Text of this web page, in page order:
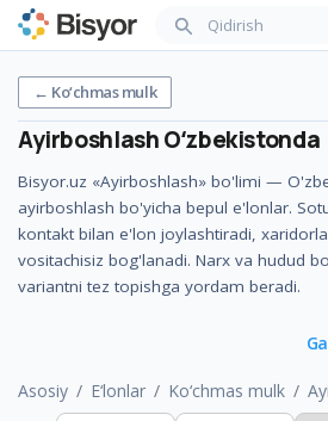
← Ko‘chmas mulk
AyirboshlashOʻzbekistonda
Bisyor.uz «Ayirboshlash» bo'limi —
ayirboshlash bo'yicha bepul e'lonlar.
kontakt bilan e'lon joylashtiradi,
vositachisiz bog'lanadi. Narx va hudud
variantni tez topishga yordam beradi.
Asosiy E‘lonlar Ko‘chmas mulk